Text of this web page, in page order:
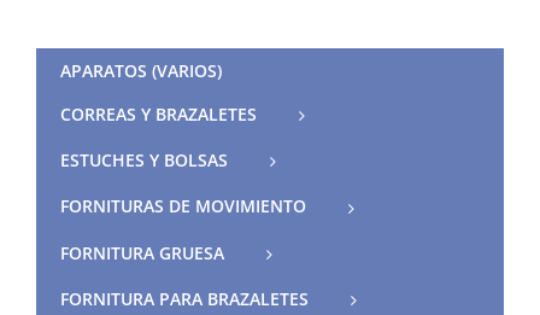
APARATOS (VARIOS)
CORREAS Y BRAZALETES
ESTUCHES Y BOLSAS
FORNITURAS DE MOVIMIENTO
FORNITURA GRUESA
FORNITURA PARA BRAZALETES